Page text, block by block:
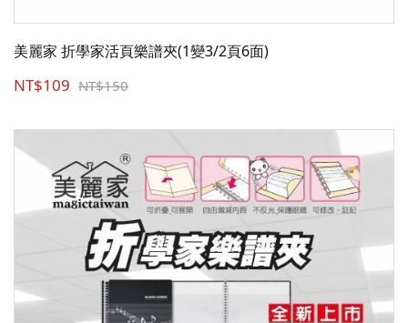
美麗家 折學家活頁樂譜夾(1變3/2頁6面)
NT$109 NT$150